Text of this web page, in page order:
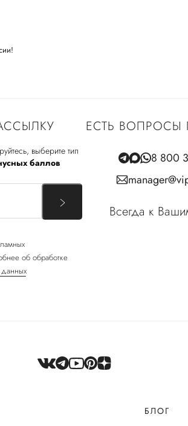
выберите тип
баллов
об обработке
данных
ЕСТЬ ВОПРОСЫ
8 800
Всегда к
БЛОГ